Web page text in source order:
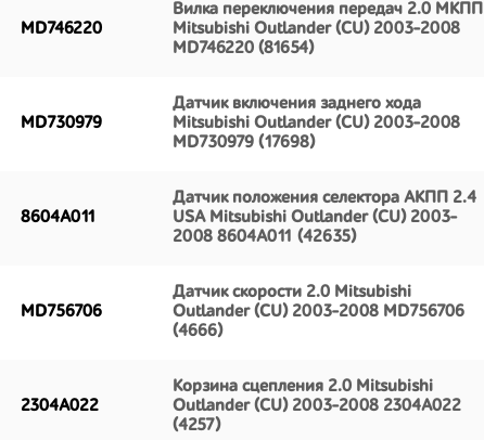
MD746220
Вилка переключения передач 2.0 МКПП
Mitsubishi Outlander (CU) 2003-2008
MD746220 (81654)
MD730979
Датчик включения заднего хода
Mitsubishi Outlander (CU) 2003-2008
MD730979 (17698)
8604A011
Датчик положения селектора АКПП 2.4
USA Mitsubishi Outlander (CU) 2003-
2008 8604A011 (42635)
MD756706
Датчик скорости 2.0 Mitsubishi
Outlander (CU) 2003-2008 MD756706
(4666)
2304A022
Корзина сцепления 2.0 Mitsubishi
Outlander (CU) 2003-2008 2304A022
(4257)